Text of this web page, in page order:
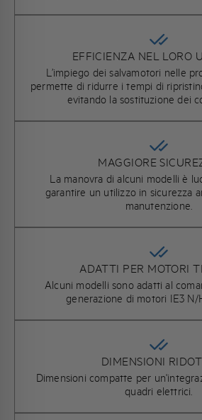
EFFICIENZA NEL LORO
L’impiego dei salvamotori nelle
permette di ridurre i tempi di
evitando la sostituzione dei
MAGGIORE
La manovra di alcuni modelli è
garantire un utilizzo in sicurezza
manutenzione.
ADATTI PER MOTORI
Alcuni modelli sono adatti al
generazione di motori IE3 N/
DIMENSIONI
Dimensioni compatte per
quadri elettrici.